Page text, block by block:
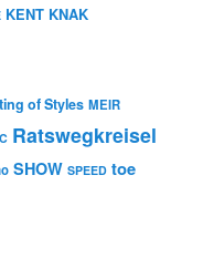
KENT KNAK
of Styles MEIR
Ratswegkreisel
SHOW SPEED toe